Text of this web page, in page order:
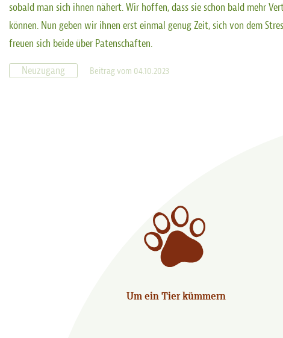
sobald man sich ihnen nähert. Wir hoffen, dass sie schon bald mehr
können. Nun geben wir ihnen erst einmal genug Zeit, sich von dem
freuen sich beide über Patenschaften.
Neuzugang
Beitrag vom 04.10.2023
Um ein Tier kümmern